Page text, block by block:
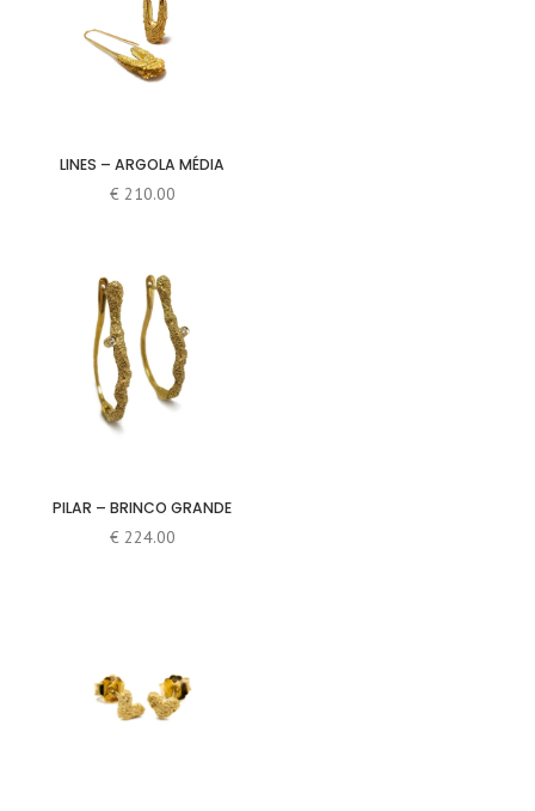
LINES – ARGOLA MÉDIA
€210.00
PILAR – BRINCO GRANDE
€224.00